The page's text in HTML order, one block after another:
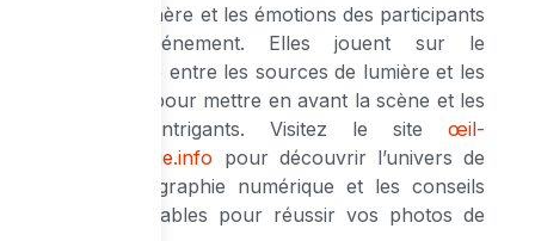
l’atmosphère et les émotions des participants
d’un événement. Elles jouent sur le
contraste entre les sources de lumière et les
ombres pour mettre en avant la scène et les
détails intrigants. Visitez le site œil-
numérique.info pour découvrir l’univers de
la photographie numérique et les conseils
indispensables pour réussir vos photos de